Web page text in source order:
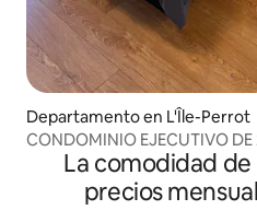
Departamento en L'Île-Perrot
CONDOMINIO EJECUTIVO DE
MONTREAL
La comodidad
precios